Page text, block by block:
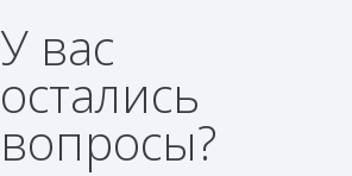
У вас
остались
вопросы?